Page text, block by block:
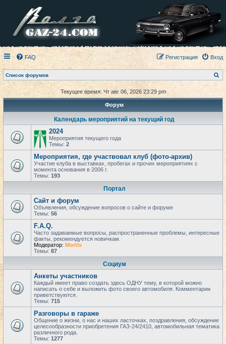
FAQ Вход
Регистрация
Список форумов
о
к
Текущее время: Чт авг 06, 2026 23:29 pm
Форум
Календарь мероприятий на текущий год
2024
Мероприятия текущего года
Темы: 2
Мероприятия, где участвовал клуб (фото-архив)
Участие клуба в выставках, пробегах и прочих мероприятиях с
момента основания в 2006 г.
Темы: 193
Портал
Сайт и форум
Объявления, обсуждение вопросов о сайте и форуме
Темы: 56
F.A.Q.
Часто задаваемые вопросы, распространенные проблемы, интересные
факты, рекомендуется новичкам.
Модератор: Mortis
Темы: 87
Социум
Анкеты участников
Каждый имеет право создать здесь ОДНУ тему, в которой можно
написать о себе и выложить фото своего автомобиля. Комментарии
приветствуются.
Темы: 715
Разговоры в гараже
Общение о жизни, о нас и наших ласточках, поздравления, обсуждение
целесообразности приобретения ГАЗ-24/2410, автомобильная тематика
различного рода.
Темы: 1277